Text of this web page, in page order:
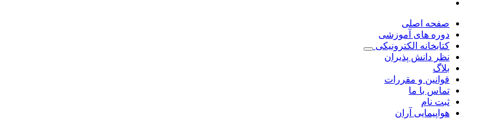
صفحه اصلی
دوره های آموزشی
کتابخانه الکترونیکی
نظر دانش پذیران
بلاگ
قوانین و مقررات
تماس با ما
ثبت نام
هواپیمایی آران